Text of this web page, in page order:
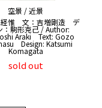
空景 / 近景
経惟 文：吉増剛造 デ
：駒形克己 / Author:
Araki Text: Gozo
Design: Katsumi
Komagata
sold out